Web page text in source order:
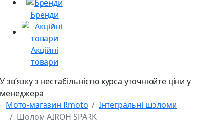
Бренди
Акційні
товари
У звʼязку з нестабільністю курса уточнюйте ціни у
менеджера
Мото-магазин Rmoto
Інтегральні шоломи
Шолом AIROH SPARK